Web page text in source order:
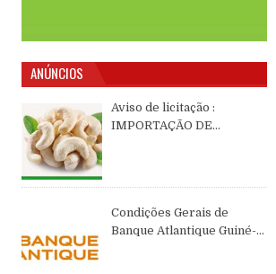
ANÚNCIOS
Aviso de licitação :
IMPORTAÇÃO DE
Condições Gerais de
Banque Atlantique Guiné-